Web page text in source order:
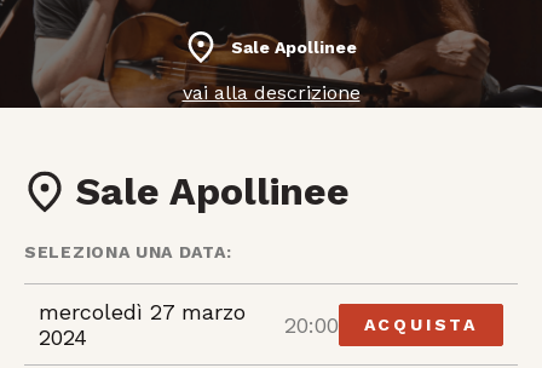
Sale Apollinee
vai alla descrizione
Sale Apollinee
SELEZIONA UNA DATA:
mercoledì 27 marzo
2024
20:00 ACQUISTA